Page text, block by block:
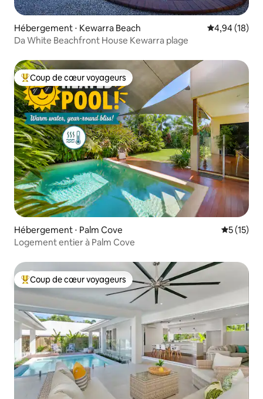
Hébergement ⋅ Kewarra Beach Évaluation
4,94 (18)
Da White Beachfront House Kewarra plage
Coups de cœur voyageurs les plus appréciés
Coup de cœur voyageurs
Hébergement ⋅ Palm Cove
5 (15)
Logement entier à Palm Cove
Coups de cœur voyageurs les plus appréciés
Coup de cœur voyageurs